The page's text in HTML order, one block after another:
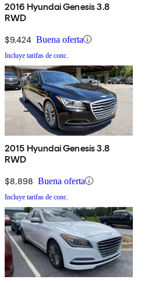
2016 Hyundai Genesis 3.8
RWD
$9,424 Buena oferta
Incluye tarifas de conc.
2015 Hyundai Genesis 3.8
RWD
$8,898 Buena oferta
Incluye tarifas de conc.